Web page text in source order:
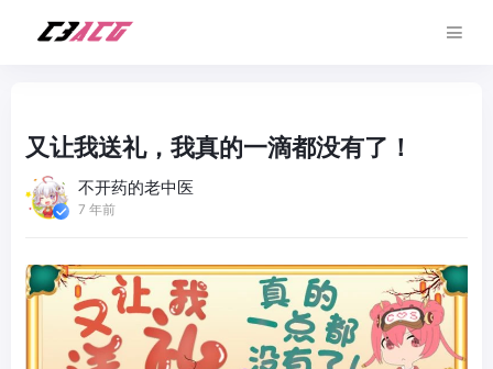
又让我送礼，我真的一滴都没有了！
不开药的老中医
7 年前